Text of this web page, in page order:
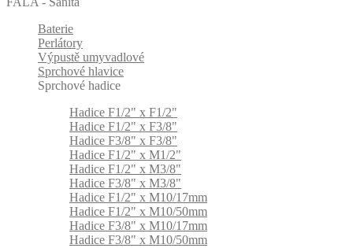
Baterie
Perlátory
Výpustě umyvadlové
Sprchové hlavice
Sprchové hadice
Hadice F1/2" x F1/2"
Hadice F1/2" x F3/8"
Hadice F3/8" x F3/8"
Hadice F1/2" x M1/2"
Hadice F1/2" x M3/8"
Hadice F3/8" x M3/8"
Hadice F1/2" x M10/17mm
Hadice F1/2" x M10/50mm
Hadice F3/8" x M10/17mm
Hadice F3/8" x M10/50mm